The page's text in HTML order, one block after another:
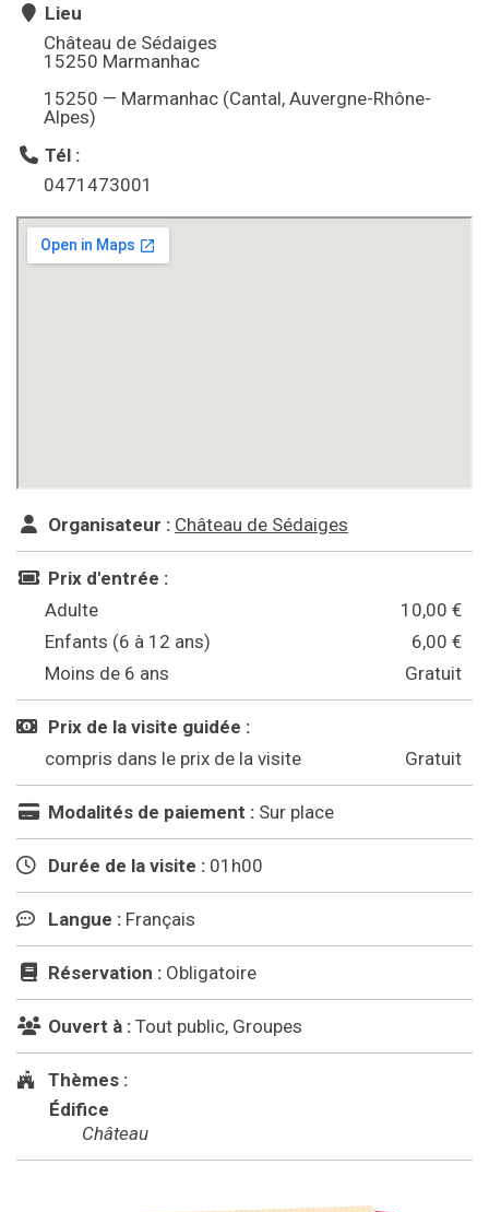
Lieu
Château de Sédaiges
15250 Marmanhac
15250 — Marmanhac (Cantal, Auvergne-Rhône-
Alpes)
Tél :
0471473001
Organisateur : Château de Sédaiges
Prix d'entrée :
Adulte
10,00 €
Enfants (6 à 12 ans)
6,00 €
Moins de 6 ans
Gratuit
Prix de la visite guidée :
compris dans le prix de la visite
Gratuit
Modalités de paiement : Sur place
Durée de la visite : 01h00
Langue : Français
Réservation : Obligatoire
Ouvert à : Tout public, Groupes
Thèmes :
Édifice
Château